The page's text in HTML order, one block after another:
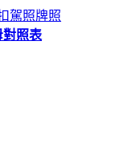
駕照牌照
對照表